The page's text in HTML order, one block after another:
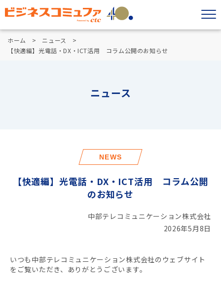
ホーム
ニュース
【快適編】光電話・DX・ICT活用 コラム公開のお知らせ
ニュース
NEWS
【快適編】光電話・DX・ICT活用 コラム公開
のお知らせ
中部テレコミュニケーション株式会社
2026年5月8日
いつも中部テレコミュニケーション株式会社のウェブサイト
をご覧いただき、ありがとうございます。